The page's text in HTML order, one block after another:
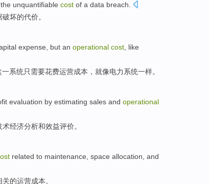
the unquantifiable cost of a data breach.
破坏的代价。
expense but an operational cost like
一系统只需要花费运营成本 ，就像电力系统一样。
evaluation by estimating sales and operational
术经济分析和效益评价。
related to maintenance space allocation and
关的运营成本。